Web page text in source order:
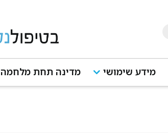
מידע שימושי מדינה תחת מלחמה